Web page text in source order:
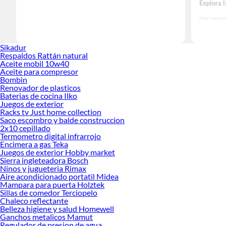
Explora
Sikadur
Respaldos Rattán natural
Aceite mobil 10w40
Aceite para compresor
Bombin
Renovador de plasticos
Baterias de cocina Ilko
Juegos de exterior
Racks tv Just home collection
Saco escombro y balde construccion
2x10 cepillado
Termometro digital infrarrojo
Encimera a gas Teka
Juegos de exterior Hobby market
Sierra ingleteadora Bosch
Ninos y jugueteria Rimax
Aire acondicionado portatil Midea
Mampara para puerta Holztek
Sillas de comedor Terciopelo
Chaleco reflectante
Belleza higiene y salud Homewell
Ganchos metalicos Mamut